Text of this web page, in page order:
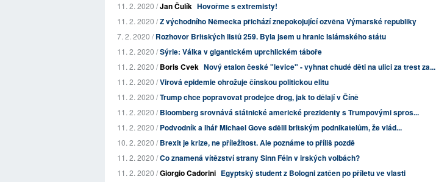
11. 2. 2020 /Jan Čulík Hovořme s extremisty!
11. 2. 2020 /Z východního Německa přichází znepokojující ozvěna Výmarské republiky
7. 2. 2020 /Rozhovor Britských listů 259. Byla jsem u hranic Islámského státu
11. 2. 2020 /Sýrie: Válka v gigantickém uprchlickém táboře
11. 2. 2020 /Boris Cvek Nový etalon české "levice" - vyhnat chudé děti na ulici za trest za...
11. 2. 2020 /Virová epidemie ohrožuje čínskou politickou elitu
11. 2. 2020 /Trump chce popravovat prodejce drog, jak to dělají v Číně
11. 2. 2020 /Bloomberg srovnává státnické americké prezidenty s Trumpovými spros...
11. 2. 2020 /Podvodník a lhář Michael Gove sdělil britským podnikatelům, že vlád...
10. 2. 2020 /Brexit je krize, ne příležitost. Ale poznáme to příliš pozdě
11. 2. 2020 /Co znamená vítězství strany Sinn Féin v irských volbách?
11. 2. 2020 /Giorgio Cadorini Egyptský student z Bologni zatčen po příletu ve vlasti